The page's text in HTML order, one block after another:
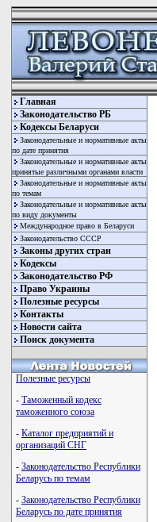
Главная
Законодательство РБ
Кодексы Беларуси
Законодательные и нормативные акты
по дате принятия
Законодательные и нормативные акты
принятые различными органами власти
Законодательные и нормативные акты
по темам
Законодательные и нормативные акты
по виду документы
Международное право в Беларуси
Законодательство СССР
Законы других стран
Кодексы
Законодательство РФ
Право Украины
Полезные ресурсы
Контакты
Новости сайта
Поиск документа
Полезные ресурсы
- Таможенный кодекс
таможенного союза
- Каталог предприятий и
организаций СНГ
- Законодательство Республики
Беларусь по темам
- Законодательство Республики
Беларусь по дате принятия